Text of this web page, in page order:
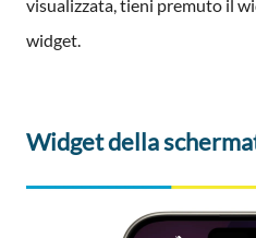
visualizzata, tieni premuto il
widget.
Widget della